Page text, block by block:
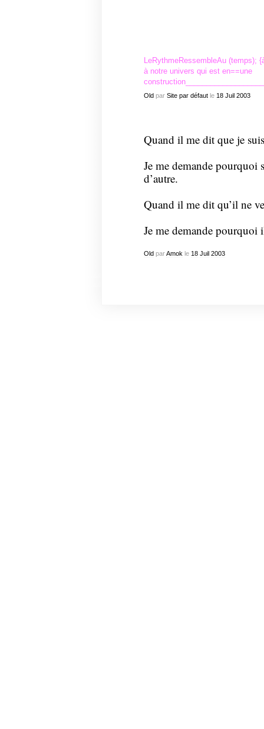
LeRythmeRessembleAu (temps);
à notre univers qui est en==une
Old par Site par défautle 18 Juil 2003
Quand il me dit que je
Je me demande pourquoi
d’autre.
Quand il me dit qu’il ne
Je me demande pourquoi
Old parAmok le 18 Juil 2003